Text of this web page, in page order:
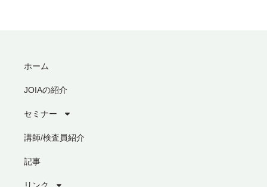
ホーム
JOIAの紹介
セミナー
講師/検査員紹介
記事